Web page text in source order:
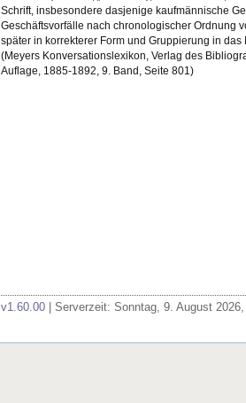
Schrift, insbesondere dasjenige kaufmännische
Geschäftsvorfälle nach chronologischer Ordnung
später in korrekterer Form und Gruppierung in
(Meyers Konversationslexikon, Verlag des
Auflage, 1885-1892, 9. Band, Seite 801)
v1.60.00| Serverzeit: Sonntag, 9. August 2026,